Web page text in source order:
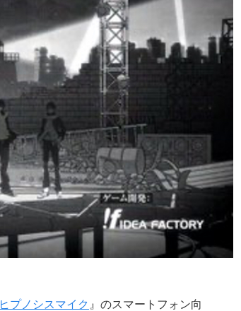
ヒプノシスマイク 』のスマートフォン向